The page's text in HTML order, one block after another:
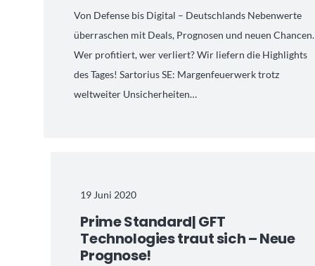
Von Defense bis Digital – Deutschlands Nebenwerte
überraschen mit Deals, Prognosen und neuen Chancen.
Wer profitiert, wer verliert? Wir liefern die Highlights
des Tages! Sartorius SE: Margenfeuerwerk trotz
weltweiter Unsicherheiten…
19 Juni 2020
Prime Standard| GFT
Technologies traut sich – Neue
Prognose!